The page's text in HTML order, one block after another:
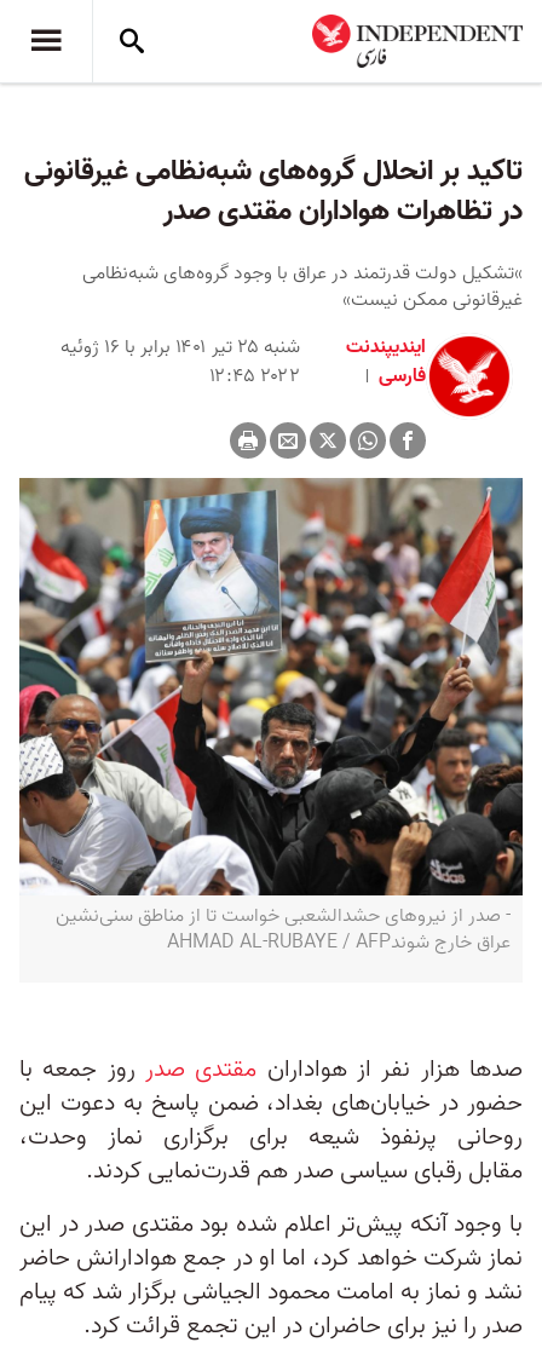
تاکید بر انحلال گروه‌های شبه‌نظامی غیرقانونی
در تظاهرات هواداران مقتدی صدر
»تشکیل دولت قدرتمند در عراق با وجود گروه‌های شبه‌نظامی
غیرقانونی ممکن نیست»
ایندیپندنت
فارسی
شنبه ۲۵ تیر ۱۴۰۱ برابر با ۱۶ ژوئیه
۲۰۲۲ ۱۲:۴۵
- صدر از نیروهای حشد‌الشعبی خواست تا از مناطق سنی‌نشین
عراق خارج شوندAHMAD AL-RUBAYE / AFP
صدها هزار نفر از هواداران مقتدی صدر روز جمعه با
حضور در خیابان‌های بغداد، ضمن پاسخ به دعوت این
روحانی پرنفوذ شیعه برای برگزاری نماز وحدت،
مقابل رقبای سیاسی صدر هم قدرت‌نمایی کردند.
با وجود آنکه پیش‌تر اعلام شده بود مقتدی صدر در این
نماز شرکت خواهد کرد، اما او در جمع هوادارانش حاضر
نشد و نماز به امامت محمود الجیاشی برگزار شد که پیام
صدر را نیز برای حاضران در این تجمع قرائت کرد.